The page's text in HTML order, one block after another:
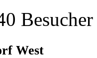
Besucher
West